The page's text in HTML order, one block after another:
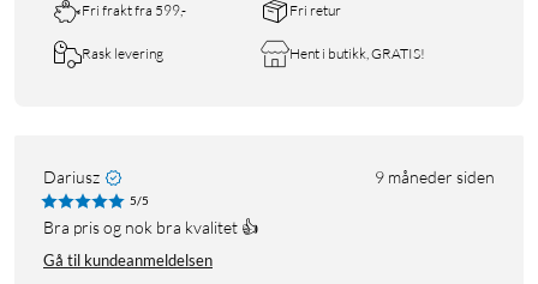
Fri frakt fra 599,- Fri retur
Rask levering Hent i butikk, GRATIS!
Dariusz 9 måneder siden
5/5
Bra pris og nok bra kvalitet 👍
Gå til kundeanmeldelsen